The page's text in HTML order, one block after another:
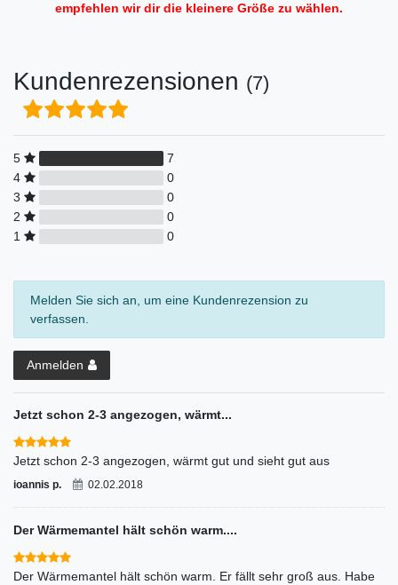
empfehlen wir dir die kleinere Größe zu wählen.
Kundenrezensionen (7)
5
7
4
0
3
0
2
0
1
0
Melden Sie sich an, um eine Kundenrezension zu
verfassen.
Anmelden
Jetzt schon 2-3 angezogen, wärmt...
Jetzt schon 2-3 angezogen, wärmt gut und sieht gut aus
ioannis p. 02.02.2018
Der Wärmemantel hält schön warm....
Der Wärmemantel hält schön warm. Er fällt sehr groß aus. Habe